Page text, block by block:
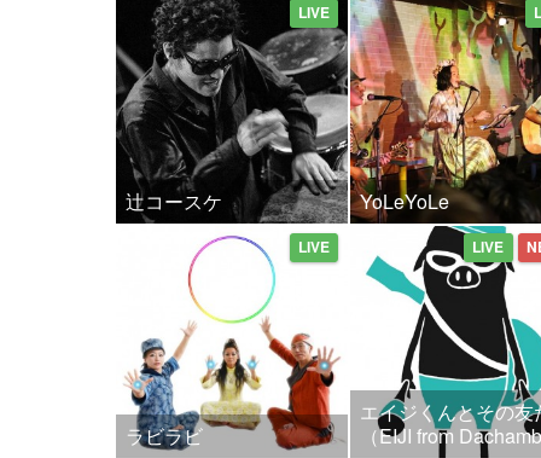
辻コースケ
LIVE
YoLeYoLe
ラビラビ
LIVE
エイジくんとその友
（EIJI from
LIVE